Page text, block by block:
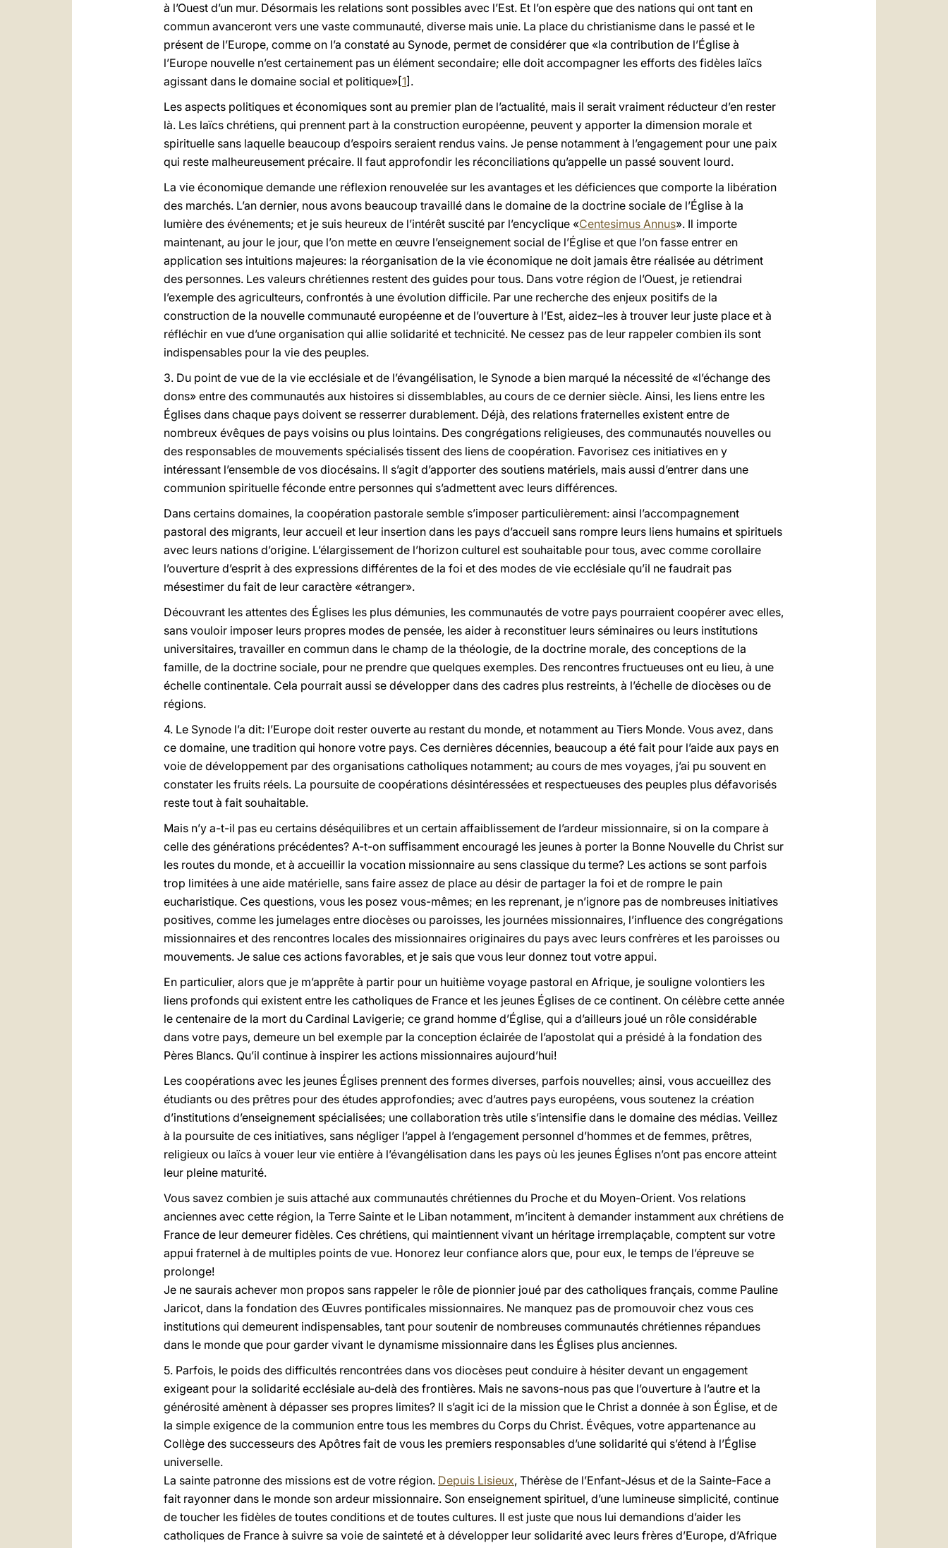
à l’Ouest d’un mur. Désormais les relations sont possibles avec l’Est. Et l’on espère que des nations qui ont tant en
commun avanceront vers une vaste communauté, diverse mais unie. La place du christianisme dans le passé et le
présent de l’Europe, comme on l’a constaté au Synode, permet de considérer que «la contribution de l’Église à
l’Europe nouvelle n’est certainement pas un élément secondaire; elle doit accompagner les efforts des fidèles laïcs
agissant dans le domaine social et politique»[1].
Les aspects politiques et économiques sont au premier plan de l’actualité, mais il serait vraiment réducteur d’en rester
là. Les laïcs chrétiens, qui prennent part à la construction européenne, peuvent y apporter la dimension morale et
spirituelle sans laquelle beaucoup d’espoirs seraient rendus vains. Je pense notamment à l’engagement pour une paix
qui reste malheureusement précaire. Il faut approfondir les réconciliations qu’appelle un passé souvent lourd.
La vie économique demande une réflexion renouvelée sur les avantages et les déficiences que comporte la libération
des marchés. L’an dernier, nous avons beaucoup travaillé dans le domaine de la doctrine sociale de l’Église à la
lumière des événements; et je suis heureux de l’intérêt suscité par l’encyclique «Centesimus Annus». Il importe
maintenant, au jour le jour, que l’on mette en œuvre l’enseignement social de l’Église et que l’on fasse entrer en
application ses intuitions majeures: la réorganisation de la vie économique ne doit jamais être réalisée au détriment
des personnes. Les valeurs chrétiennes restent des guides pour tous. Dans votre région de l’Ouest, je retiendrai
l’exemple des agriculteurs, confrontés à une évolution difficile. Par une recherche des enjeux positifs de la
construction de la nouvelle communauté européenne et de l’ouverture à l’Est, aidez–les à trouver leur juste place et à
réfléchir en vue d’une organisation qui allie solidarité et technicité. Ne cessez pas de leur rappeler combien ils sont
indispensables pour la vie des peuples.
3. Du point de vue de la vie ecclésiale et de l’évangélisation, le Synode a bien marqué la nécessité de «l’échange des
dons» entre des communautés aux histoires si dissemblables, au cours de ce dernier siècle. Ainsi, les liens entre les
Églises dans chaque pays doivent se resserrer durablement. Déjà, des relations fraternelles existent entre de
nombreux évêques de pays voisins ou plus lointains. Des congrégations religieuses, des communautés nouvelles ou
des responsables de mouvements spécialisés tissent des liens de coopération. Favorisez ces initiatives en y
intéressant l’ensemble de vos diocésains. Il s’agit d’apporter des soutiens matériels, mais aussi d’entrer dans une
communion spirituelle féconde entre personnes qui s’admettent avec leurs différences.
Dans certains domaines, la coopération pastorale semble s’imposer particulièrement: ainsi l’accompagnement
pastoral des migrants, leur accueil et leur insertion dans les pays d’accueil sans rompre leurs liens humains et spirituels
avec leurs nations d’origine. L’élargissement de l’horizon culturel est souhaitable pour tous, avec comme corollaire
l’ouverture d’esprit à des expressions différentes de la foi et des modes de vie ecclésiale qu’il ne faudrait pas
mésestimer du fait de leur caractère «étranger».
Découvrant les attentes des Églises les plus démunies, les communautés de votre pays pourraient coopérer avec elles,
sans vouloir imposer leurs propres modes de pensée, les aider à reconstituer leurs séminaires ou leurs institutions
universitaires, travailler en commun dans le champ de la théologie, de la doctrine morale, des conceptions de la
famille, de la doctrine sociale, pour ne prendre que quelques exemples. Des rencontres fructueuses ont eu lieu, à une
échelle continentale. Cela pourrait aussi se développer dans des cadres plus restreints, à l’échelle de diocèses ou de
régions.
4. Le Synode l’a dit: l’Europe doit rester ouverte au restant du monde, et notamment au Tiers Monde. Vous avez, dans
ce domaine, une tradition qui honore votre pays. Ces dernières décennies, beaucoup a été fait pour l’aide aux pays en
voie de développement par des organisations catholiques notamment; au cours de mes voyages, j’ai pu souvent en
constater les fruits réels. La poursuite de coopérations désintéressées et respectueuses des peuples plus défavorisés
reste tout à fait souhaitable.
Mais n’y a-t-il pas eu certains déséquilibres et un certain affaiblissement de l’ardeur missionnaire, si on la compare à
celle des générations précédentes? A-t-on suffisamment encouragé les jeunes à porter la Bonne Nouvelle du Christ sur
les routes du monde, et à accueillir la vocation missionnaire au sens classique du terme? Les actions se sont parfois
trop limitées à une aide matérielle, sans faire assez de place au désir de partager la foi et de rompre le pain
eucharistique. Ces questions, vous les posez vous-mêmes; en les reprenant, je n’ignore pas de nombreuses initiatives
positives, comme les jumelages entre diocèses ou paroisses, les journées missionnaires, l’influence des congrégations
missionnaires et des rencontres locales des missionnaires originaires du pays avec leurs confrères et les paroisses ou
mouvements. Je salue ces actions favorables, et je sais que vous leur donnez tout votre appui.
En particulier, alors que je m’apprête à partir pour un huitième voyage pastoral en Afrique, je souligne volontiers les
liens profonds qui existent entre les catholiques de France et les jeunes Églises de ce continent. On célèbre cette année
le centenaire de la mort du Cardinal Lavigerie; ce grand homme d’Église, qui a d’ailleurs joué un rôle considérable
dans votre pays, demeure un bel exemple par la conception éclairée de l’apostolat qui a présidé à la fondation des
Pères Blancs. Qu’il continue à inspirer les actions missionnaires aujourd’hui!
Les coopérations avec les jeunes Églises prennent des formes diverses, parfois nouvelles; ainsi, vous accueillez des
étudiants ou des prêtres pour des études approfondies; avec d’autres pays européens, vous soutenez la création
d’institutions d’enseignement spécialisées; une collaboration très utile s’intensifie dans le domaine des médias. Veillez
à la poursuite de ces initiatives, sans négliger l’appel à l’engagement personnel d’hommes et de femmes, prêtres,
religieux ou laïcs à vouer leur vie entière à l’évangélisation dans les pays où les jeunes Églises n’ont pas encore atteint
leur pleine maturité.
Vous savez combien je suis attaché aux communautés chrétiennes du Proche et du Moyen-Orient. Vos relations
anciennes avec cette région, la Terre Sainte et le Liban notamment, m’incitent à demander instamment aux chrétiens de
France de leur demeurer fidèles. Ces chrétiens, qui maintiennent vivant un héritage irremplaçable, comptent sur votre
appui fraternel à de multiples points de vue. Honorez leur confiance alors que, pour eux, le temps de l’épreuve se
prolonge!
Je ne saurais achever mon propos sans rappeler le rôle de pionnier joué par des catholiques français, comme Pauline
Jaricot, dans la fondation des Œuvres pontificales missionnaires. Ne manquez pas de promouvoir chez vous ces
institutions qui demeurent indispensables, tant pour soutenir de nombreuses communautés chrétiennes répandues
dans le monde que pour garder vivant le dynamisme missionnaire dans les Églises plus anciennes.
5. Parfois, le poids des difficultés rencontrées dans vos diocèses peut conduire à hésiter devant un engagement
exigeant pour la solidarité ecclésiale au-delà des frontières. Mais ne savons-nous pas que l’ouverture à l’autre et la
générosité amènent à dépasser ses propres limites? Il s’agit ici de la mission que le Christ a donnée à son Église, et de
la simple exigence de la communion entre tous les membres du Corps du Christ. Évêques, votre appartenance au
Collège des successeurs des Apôtres fait de vous les premiers responsables d’une solidarité qui s’étend à l’Église
universelle.
La sainte patronne des missions est de votre région. Depuis Lisieux, Thérèse de l’Enfant-Jésus et de la Sainte-Face a
fait rayonner dans le monde son ardeur missionnaire. Son enseignement spirituel, d’une lumineuse simplicité, continue
de toucher les fidèles de toutes conditions et de toutes cultures. Il est juste que nous lui demandions d’aider les
catholiques de France à suivre sa voie de sainteté et à développer leur solidarité avec leurs frères d’Europe, d’Afrique